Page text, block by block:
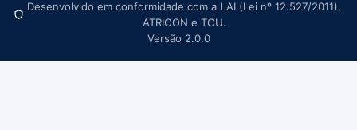
Desenvolvido em conformidade com a LAI (Lei nº 12.527/2011),
ATRICON e TCU.
Versão 2.0.0